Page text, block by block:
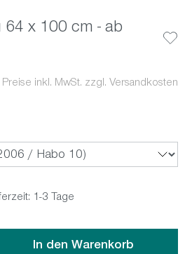
x 100 cm - ab
Preise inkl. MwSt. zzgl. Versandkosten
1-3 Tage
gewünschten Wert ein oder
In den Warenkorb